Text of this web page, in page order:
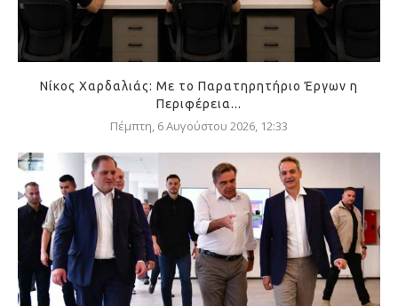
Νίκος Χαρδαλιάς: Με το Παρατηρητήριο Έργων η
Περιφέρεια...
Πέμπτη, 6 Αυγούστου 2026, 12:33